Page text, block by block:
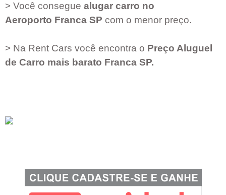
> Você consegue alugar carro no
Aeroporto Franca SP com o menor preço.
> Na Rent Cars você encontra o Preço Aluguel
de Carro mais barato Franca SP.